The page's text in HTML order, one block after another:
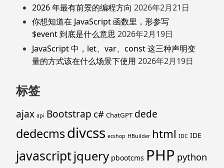
2026 年最有前景的编程方向 2026年2月21日
你想知道在 JavaScript 函数里，形参写
$event 到底是什么意思2026年2月19日
JavaScript 中，let、var、const 这三种声明变
量的方式该在什么场景下使用 2026年2月19日
标签
ajax api Bootstrap c# ChatGPT dede
dedecmsdivcss ecshop HBuilder html IDC IDE
javascriptjquery pbootcms PHP python